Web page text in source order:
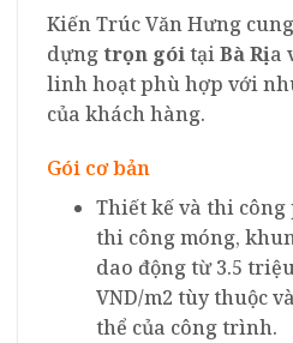
Kiến Trúc Văn Hưng
dựngtrọn góitạiBà Rịa
linh hoạt phù hợp với
của khách hàng.
Gói cơ bản
Thiết kế và thi công
thi công móng,
dao động từ 3.5
VND/m2 tùy thuộc
thể của công trình.